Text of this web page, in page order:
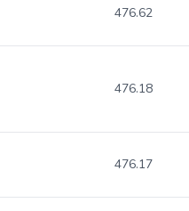
476.62
476.18
476.17